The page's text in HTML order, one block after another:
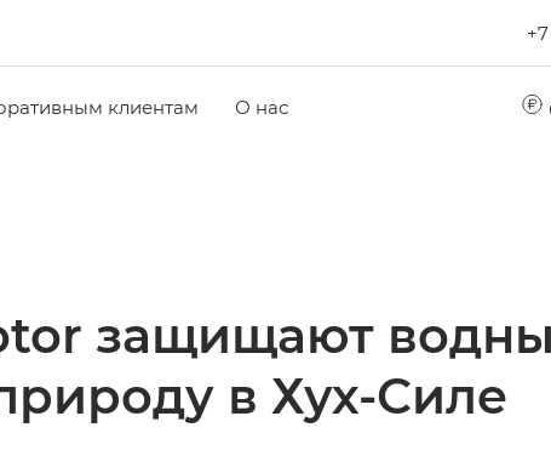
клиентам О нас
защищают
в Хух-Силе